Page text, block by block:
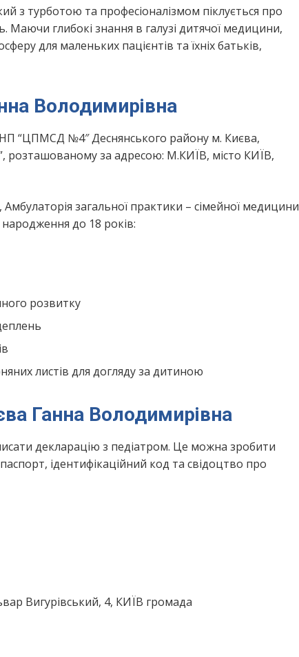
з турботою та професіоналізмом піклується про
Маючи глибокі знання в галузі дитячої медицини,
для маленьких пацієнтів та їхніх батьків,
Володимирівна
“ЦПМСД №4″ Деснянського району м. Києва,
розташованому за адресою: М.КИЇВ, місто КИЇВ,
загальної практики – сімейної медицини
до 18 років:
розвитку
листів для догляду за дитиною
Ганна Володимирівна
декларацію з педіатром. Це можна зробити
ідентифікаційний код та свідоцтво про
Вигурівський, 4, КИЇВ громада